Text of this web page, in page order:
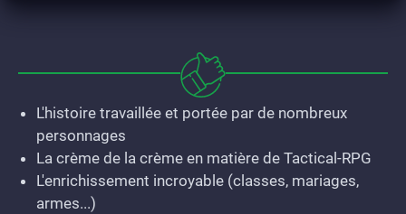
L'histoire travaillée et portée par de nombreux
personnages
La crème de la crème en matière de Tactical-RPG
L'enrichissement incroyable (classes, mariages,
armes...)